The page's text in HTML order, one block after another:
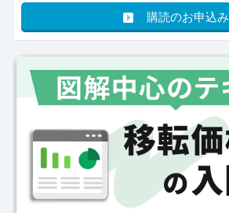
購読のお申込み